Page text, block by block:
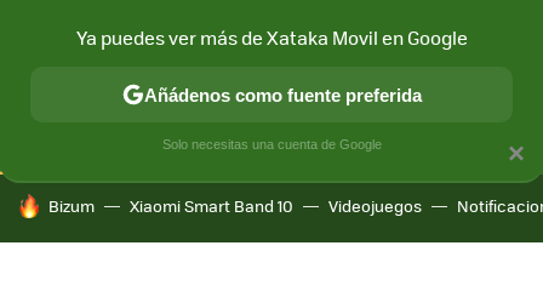
CONECTIVIDAD MÓVIL Y SOCIEDAD APLICACIONES
HOY SE HABLA DE
Bizum Xiaomi Smart Band 10 Videojuegos
×
Ya puedes ver más de Xataka Movil en Google
Añádenos como fuente preferida
Solo necesitas una cuenta de Google